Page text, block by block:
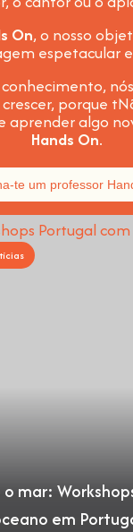
On, o nosso
espetacular
conhecimento,
porque t
aprender algo
Hands On.
te um professor
o mar:
em